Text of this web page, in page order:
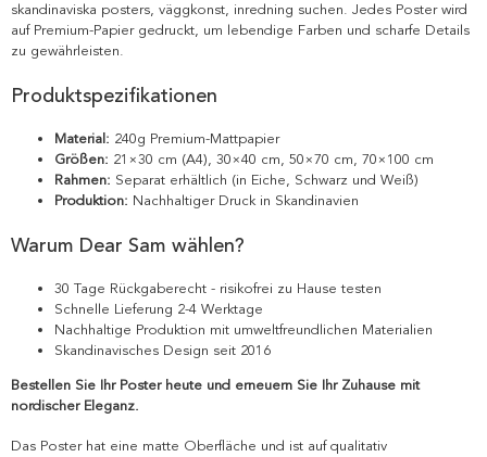
skandinaviska posters, väggkonst, inredning suchen. Jedes Poster wird
auf Premium-Papier gedruckt, um lebendige Farben und scharfe Details
zu gewährleisten.
Produktspezifikationen
Material: 240g Premium-Mattpapier
Größen: 21×30 cm (A4), 30×40 cm, 50×70 cm, 70×100 cm
Rahmen: Separat erhältlich (in Eiche, Schwarz und Weiß)
Produktion: Nachhaltiger Druck in Skandinavien
Warum Dear Sam wählen?
30 Tage Rückgaberecht - risikofrei zu Hause testen
Schnelle Lieferung 2-4 Werktage
Nachhaltige Produktion mit umweltfreundlichen Materialien
Skandinavisches Design seit 2016
Bestellen Sie Ihr Poster heute und erneuern Sie Ihr Zuhause mit
nordischer Eleganz.
Das Poster hat eine matte Oberfläche und ist auf qualitativ